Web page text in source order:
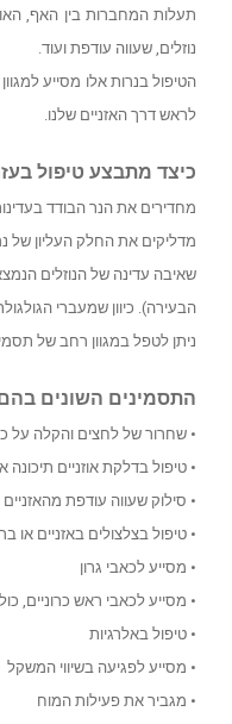
תעלות המחברות בין האף,
נוזלים, שעווה עודפת ועוד.
הטיפול בנרות אלו מסייע
לראש דרך האזניים שלנו.
כיצד מתבצע טיפול
מחדירים את הנר הבודד
מדליקים את החלק העליון של
שאיבה עדינה של הנוזלים
הבעירה). כיוון שמעברי
ניתן לטפל במגוון רחב של
התסמינים השונים בהם
• שחרור של לחצים והקלה על
• טיפול בדלקת אוזניים
• סילוק שעווה עודפת מהאזניים
• טיפול בצלצולים באזניים או
• מסייע לכאבי גרון
• מסייע לכאבי ראש כרוניים,
• טיפול באלרגיות
• מסייע לפגיעה בשיווי המשקל
• מגביר את פעילות המוח